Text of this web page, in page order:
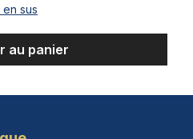
sus
au panier